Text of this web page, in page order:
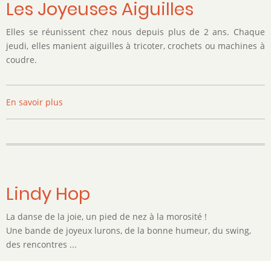
Les Joyeuses Aiguilles
Elles se réunissent chez nous depuis plus de 2 ans. Chaque
jeudi, elles manient aiguilles à tricoter, crochets ou machines à
coudre.
En savoir plus
Les
Aiguilles
Lindy Hop
La danse de la joie, un pied de nez à la morosité !
Une bande de joyeux lurons, de la bonne humeur, du swing,
des rencontres ...